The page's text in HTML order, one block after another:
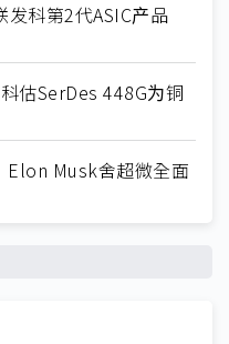
科第2代ASIC产品
估SerDes 448G为铜
Musk舍超微全面